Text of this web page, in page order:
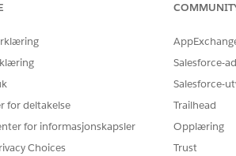
postmelding direkte fra Next Best
den og oppgi en årsak. Når en bruker
kan avvise en anbefaling og gi
som er gjeldende, handlingsbar eller
årsaker til å spore tilpassing og forbedre
for deltakelse
for informasjonskapsler
Choices
Salesforce-
Salesforce-
Trailhead
Opplæring
Trust